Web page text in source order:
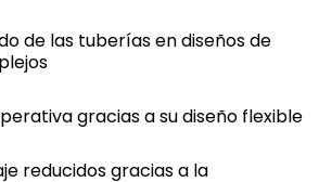
de las tuberías en diseños de
gracias a su diseño flexible
reducidos gracias a la